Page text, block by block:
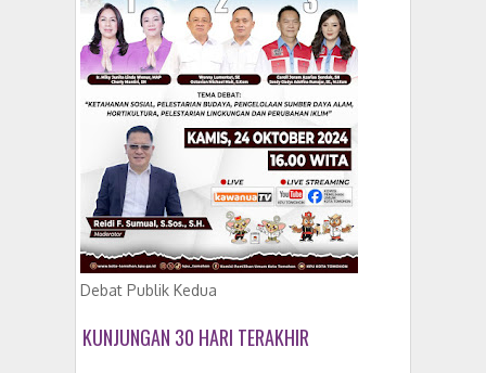
Debat Publik Kedua
KUNJUNGAN 30 HARI TERAKHIR